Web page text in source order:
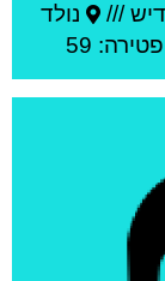
///
נולד
פטירה: 59